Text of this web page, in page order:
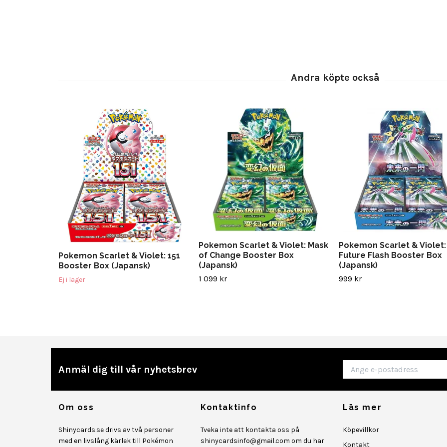
Pokemon Scarlet & Violet: 151
Booster Box (Japansk)
Ej i lager
Pokemon Scarlet & Violet: Mask
of Change Booster Box
(Japansk)
1 099 kr
Pokemon Scarlet & Violet:
Future Flash Booster Box
(Japansk)
999 kr
Anmäl dig till vår nyhetsbrev
Om oss
Shinycards.se drivs av två personer
med en livslång kärlek till Pokémon
Kontaktinfo
Tveka inte att kontakta oss på
shinycardsinfo@gmail.com om du har
Läs mer
Köpevillkor
Kontakt